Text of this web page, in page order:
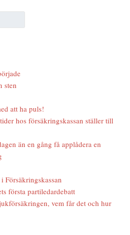
sten
att ha puls!
hos försäkringskassan ställer till
än en gång få applådera en
Försäkringskassan
första partiledardebatt
vem får det och hur